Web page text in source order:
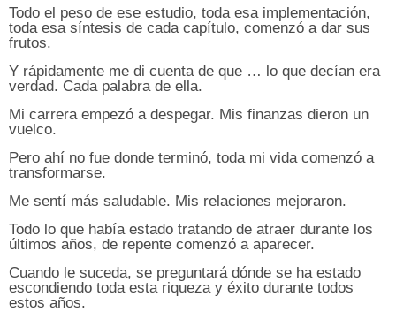
Todo el peso de ese estudio, toda esa implementación,
toda esa síntesis de cada capítulo, comenzó a dar sus
frutos.
Y rápidamente me di cuenta de que … lo que decían era
verdad. Cada palabra de ella.
Mi carrera empezó a despegar. Mis finanzas dieron un
vuelco.
Pero ahí no fue donde terminó, toda mi vida comenzó a
transformarse.
Me sentí más saludable. Mis relaciones mejoraron.
Todo lo que había estado tratando de atraer durante los
últimos años, de repente comenzó a aparecer.
Cuando le suceda, se preguntará dónde se ha estado
escondiendo toda esta riqueza y éxito durante todos
estos años.